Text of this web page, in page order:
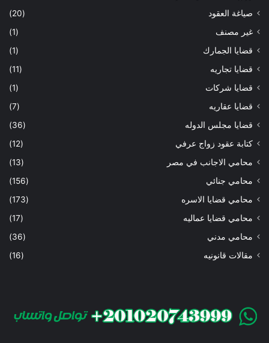
صياغة العقود
(20)
غير مصنف
(1)
قضايا الجمارك
(1)
قضايا تجاريه
(11)
قضايا شركات
(1)
قضايا عقاريه
(7)
قضايا مجلس الدوله
(36)
كتابة عقود زواج عرفي
(12)
محامي الاجانب في مصر
(13)
محامي جنائي
(156)
محامي قضايا الاسره
(173)
محامي قضايا عماليه
(17)
محامي مدني
(36)
مقالات قانونيه
(16)